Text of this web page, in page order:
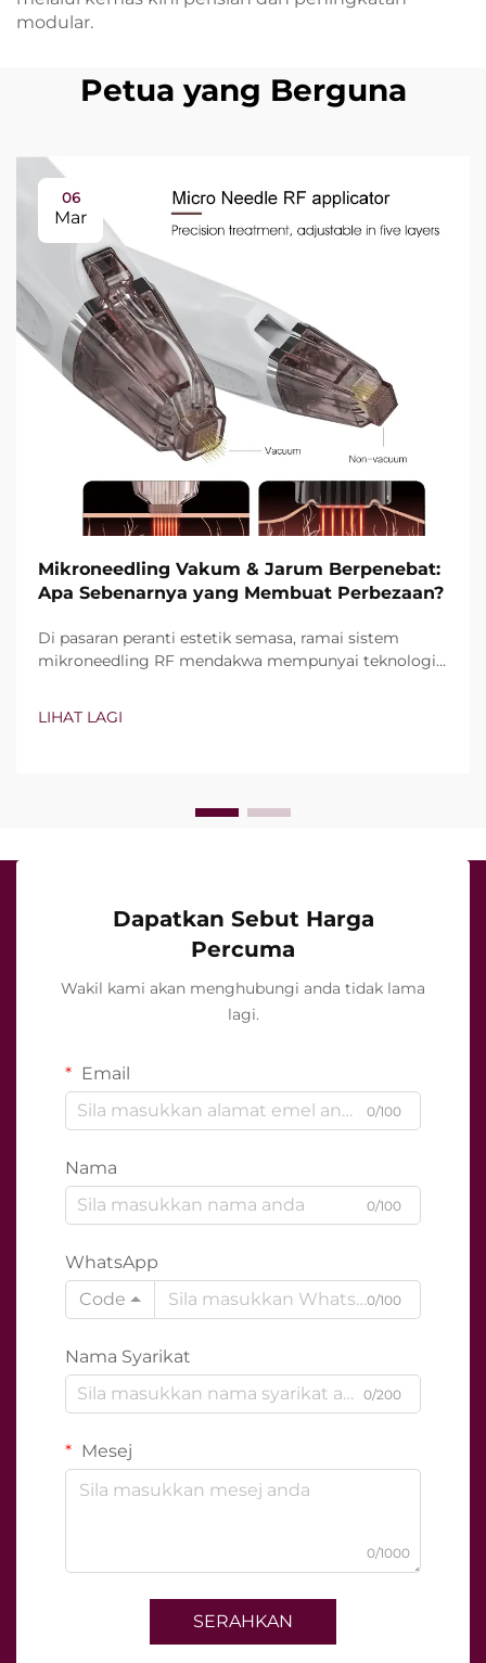
modular.
Petua yang Berguna
06
Mar
Mikroneedling Vakum & Jarum Berpenebat:
Apa Sebenarnya yang Membuat Perbezaan?
Di pasaran peranti estetik semasa, ramai sistem
mikroneedling RF mendakwa mempunyai teknologi
wujud, tetapi bagaimana tepatnya ciri-ciri ini
LIHAT LAGI
Dapatkan Sebut Harga
Percuma
Wakil kami akan menghubungi anda tidak lama
lagi.
Email
0/100
Nama
0/100
WhatsApp
Code
0/100
Nama Syarikat
0/200
Mesej
0/1000
SERAHKAN